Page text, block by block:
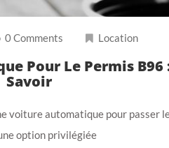
0 Comments Location
Pour Le Permis B96
Savoir
voiture automatique pour passer
option privilégiée